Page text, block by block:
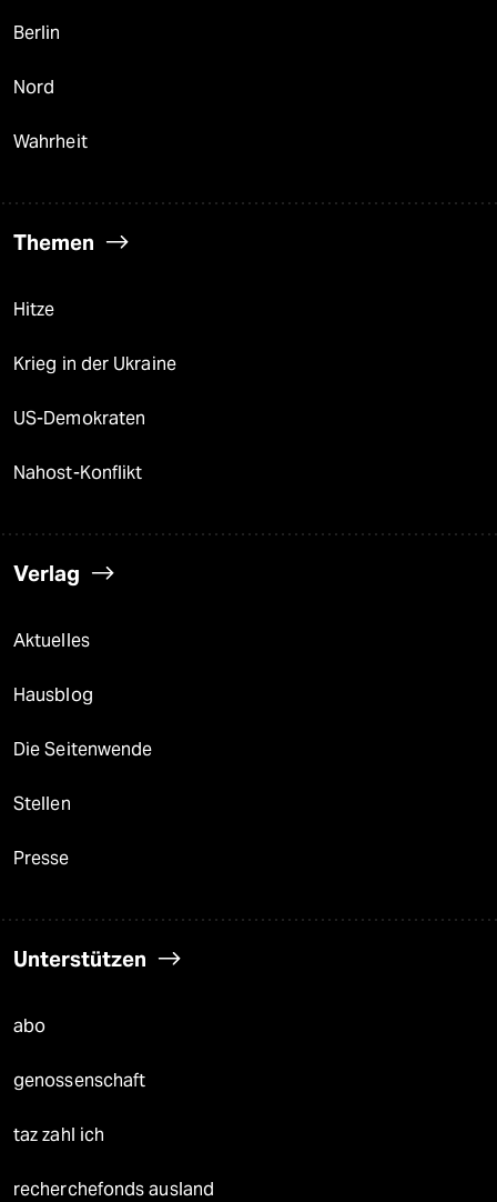
Berlin
Nord
Wahrheit
Themen
Hitze
Krieg in der Ukraine
US-Demokraten
Nahost-Konflikt
Verlag
Aktuelles
Hausblog
Die Seitenwende
Stellen
Presse
Unterstützen
abo
genossenschaft
taz zahl ich
recherchefonds ausland